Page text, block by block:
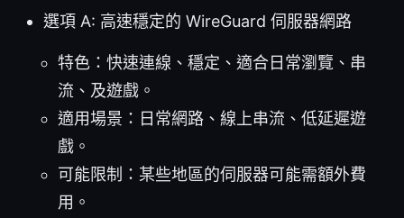
選項 A: 高速穩定的 WireGuard 伺服器網路
特色：快速連線、穩定、適合日常瀏覽、串
流、及遊戲。
適用場景：日常網路、線上串流、低延遲遊
戲。
可能限制：某些地區的伺服器可能需額外費
用。